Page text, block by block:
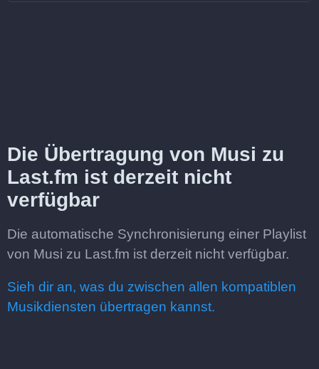
Die Übertragung von Musi zu
Last.fm ist derzeit nicht
verfügbar
Die automatische Synchronisierung einer Playlist
von Musi zu Last.fm ist derzeit nicht verfügbar.
Sieh dir an, was du zwischen allen kompatiblen
Musikdiensten übertragen kannst.